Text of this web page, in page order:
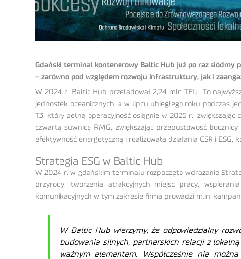
Gdański terminal kontenerowy Baltic Hub już po raz siódmy
– zarówno pod względem rozwoju infrastruktury, jak i
W 2024 r. Baltic Hub przeładował 2,24 mln TEU. To
jednostek oceanicznych, a w lipcu ubiegłego roku podczas
T3, który pełną operacyjność osiągnie w 2025 r.,
czwartą suwnicę RMG, zwiększając przepustowość
efektywność energetyczną i realizowała działania CSR i
Strategia ESG w Baltic Hub
W 2024 r. w gdańskim terminalu rozpoczęto wdrażanie
przyrody, tworzenia atrakcyjnych miejsc pracy,
komunikacyjnych w tym zakresie firma prowadzi m.in.
W Baltic Hub wierzymy, że odpowiedzialny
budowania silnych, partnerskich relacji z
ważnym elementem. Współcześnie nie